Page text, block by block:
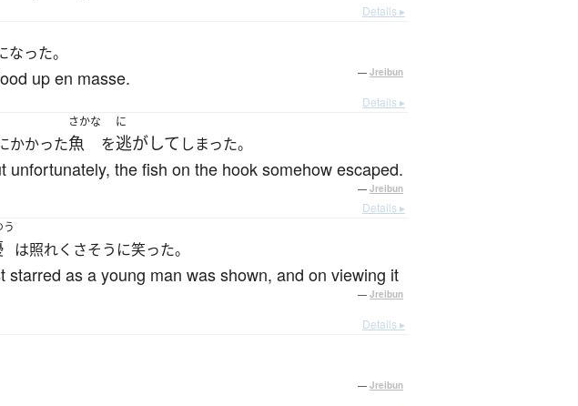
Details ▸
なった。
up en masse. — Jreibun
Details ▸
かかった
さかな
魚 を
に
逃がして しまった。
the fish on the hook somehow escaped.
— Jreibun
Details ▸
う
は照れくさそうに笑った。
as a young man was shown, and on viewing it
— Jreibun
Details ▸
— Jreibun